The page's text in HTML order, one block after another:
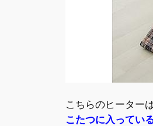
こちらのヒーターは
こたつに入ってい